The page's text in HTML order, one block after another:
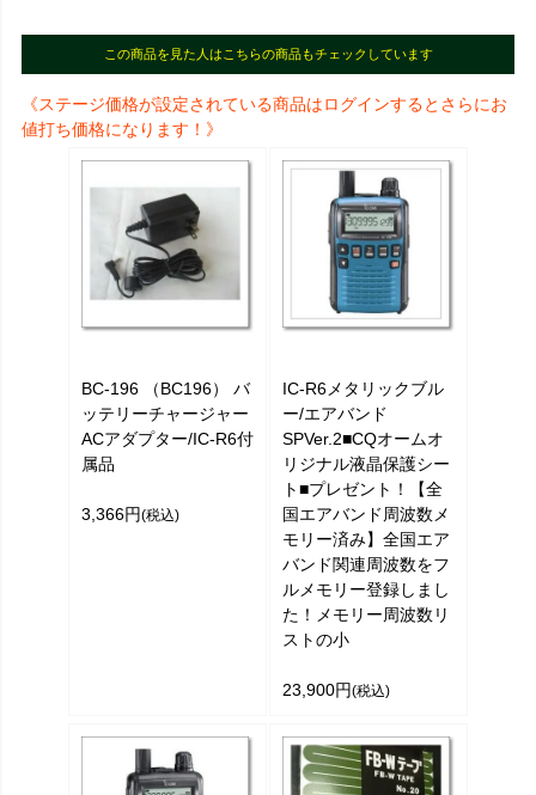
この商品を見た人はこちらの商品もチェックしています
《ステージ価格が設定されている商品はログインするとさらにお
値打ち価格になります！》
BC-196 （BC196） バ
ッテリーチャージャー
ACアダプター/IC-R6付
属品
3,366円(税込)
IC-R6メタリックブル
ー/エアバンド
SPVer.2■CQオームオ
リジナル液晶保護シー
ト■プレゼント！【全
国エアバンド周波数メ
モリー済み】全国エア
バンド関連周波数をフ
ルメモリー登録しまし
た！メモリー周波数リ
ストの小
23,900円(税込)